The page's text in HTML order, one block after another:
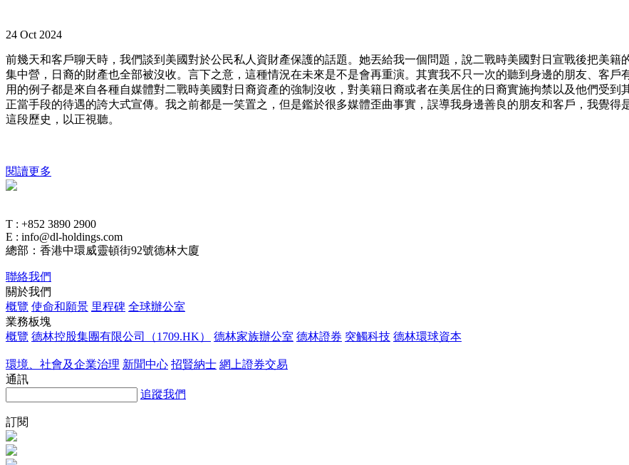
24 Oct 2024
前幾天和客戶聊天時，我們談到美國對於公民私人資財產保護的話題。她丟給我一個問題，說二戰時美國對日宣戰後把美籍
集中營，日裔的財產也全部被沒收。言下之意，這種情況在未來是不是會再重演。其實我不只一次的聽到身邊的朋友、客戶
用的例子都是來自各種自媒體對二戰時美國對日裔資產的強制沒收，對美籍日裔或者在美居住的日裔實施拘禁以及他們受到
正當手段的待遇的誇大式宣傳。我之前都是一笑置之，但是鑑於很多媒體歪曲事實，誤導我身邊善良的朋友和客戶，我覺得
這段歷史，以正視聽。
閱讀更多
T : +852 3890 2900
E : info@dl-holdings.com
總部：香港中環威靈頓街92號德林大廈
聯絡我們
關於我們
概覽 使命和願景 里程碑 全球辦公室
業務板塊
概覽 德林控股集團有限公司（1709.HK） 德林家族辦公室 德林證券 突觸科技 德林環球資本
環境、社會及企業治理 新聞中心 招賢納士 網上證券交易
通訊
追蹤我們
訂閱